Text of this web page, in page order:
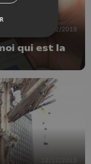
24/12/2018
qui est la
12/12/2018